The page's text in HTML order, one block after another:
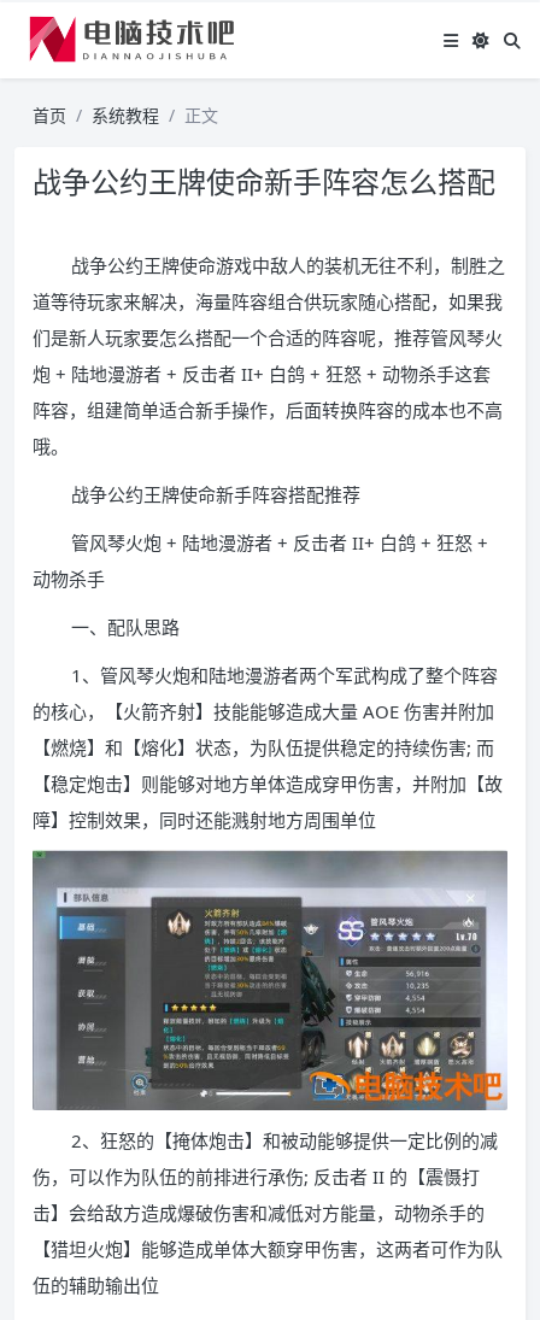
首页 系统教程 正文
战争公约王牌使命新手阵容怎么搭配
战争公约王牌使命游戏中敌人的装机无往不利，制胜之
道等待玩家来解决，海量阵容组合供玩家随心搭配，如果我
们是新人玩家要怎么搭配一个合适的阵容呢，推荐管风琴火
炮 + 陆地漫游者 + 反击者 II+ 白鸽 + 狂怒 + 动物杀手这套
阵容，组建简单适合新手操作，后面转换阵容的成本也不高
哦。
战争公约王牌使命新手阵容搭配推荐
管风琴火炮 + 陆地漫游者 + 反击者 II+ 白鸽 + 狂怒 +
动物杀手
一、配队思路
1、管风琴火炮和陆地漫游者两个军武构成了整个阵容
的核心，【火箭齐射】技能能够造成大量 AOE 伤害并附加
【燃烧】和【熔化】状态，为队伍提供稳定的持续伤害; 而
【稳定炮击】则能够对地方单体造成穿甲伤害，并附加【故
障】控制效果，同时还能溅射地方周围单位
2、狂怒的【掩体炮击】和被动能够提供一定比例的减
伤，可以作为队伍的前排进行承伤; 反击者 II 的【震慑打
击】会给敌方造成爆破伤害和减低对方能量，动物杀手的
【猎坦火炮】能够造成单体大额穿甲伤害，这两者可作为队
伍的辅助输出位